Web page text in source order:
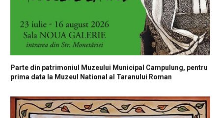
Parte din patrimoniul Muzeului Municipal Campulung, pentru
prima data la Muzeul National al Taranului Roman